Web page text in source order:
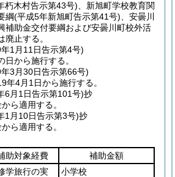
朽木村告示第43号) 、新旭町学校教育関
綱(平成5年新旭町告示第41号) 、安曇川
補助金交付要綱および安曇川町校外活
止する。
1月11日告示第4号)
日から施行する。
3月30日告示第66号)
年4月1日から施行する。
6月1日告示第101号)抄
ら適用する。
1月10日告示第3号)抄
ら適用する。
助対象経費
補助金額
学旅行の実
小学校